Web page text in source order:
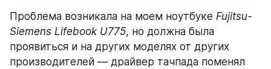
Проблема возникала на моем ноутбуке Fujitsu-
Siemens Lifebook U775, но должна была
проявиться и на других моделях от других
производителей — драйвер тачпада поменял